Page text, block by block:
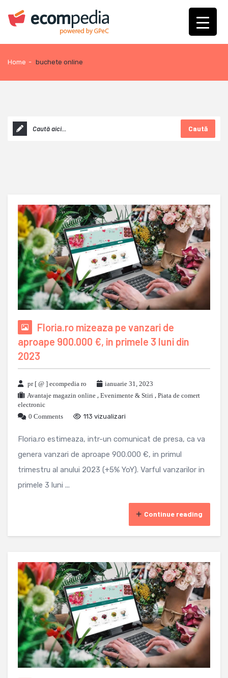
Home - buchete online
Caută
Floria.ro mizeaza pe vanzari de
aproape 900.000 €, in primele 3 luni din
2023
pr [ @ ] ecompedia ro
ianuarie 31, 2023
Avantaje magazin online , Evenimente & Stiri , Piata de comert
electronic
0 Comments
113 vizualizari
Floria.ro estimeaza, intr-un comunicat de presa, ca va
genera vanzari de aproape 900.000 €, in primul
trimestru al anului 2023 (+5% YoY). Varful vanzarilor in
primele 3 luni ...
Continue reading